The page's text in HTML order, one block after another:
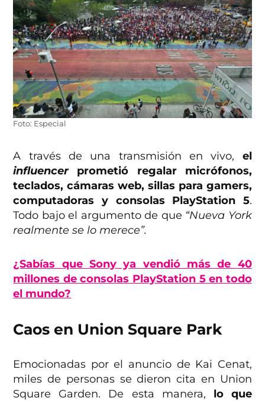
Foto: Especial
A través de una transmisión en vivo, el
influencerprometió regalar micrófonos,
teclados, cámaras web, sillas para gamers,
computadoras y consolas PlayStation 5.
Todo bajo el argumento de que “Nueva York
realmente se lo merece”.
¿Sabías que Sony ya vendió más de 40
millones de consolas PlayStation 5 en todo
el mundo?
Caos en Union Square Park
Emocionadas por el anuncio de Kai Cenat,
miles de personas se dieron cita en Union
Square Garden. De esta manera, lo que